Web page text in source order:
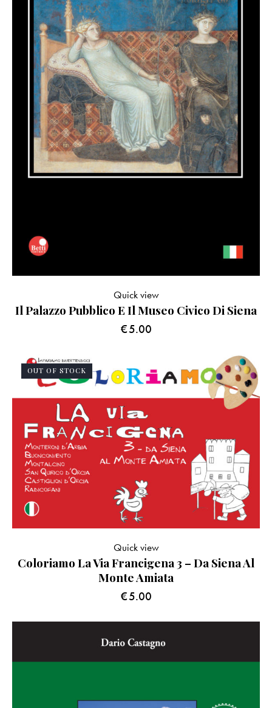
Il Palazzo Pubblico E Il Museo Civico Di Siena
€5.00
Quick view
OUT OF STOCK
Coloriamo La Via Francigena 3 – Da Siena Al
Monte Amiata
€5.00
Quick view